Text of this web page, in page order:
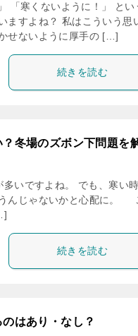
「寒くないように！」 とい
ますよね？ 私はこういう思
せないように厚手の […]
続きを読む
冬場のズボン下問題を
いですよね。 でも、寒い
んじゃないかと心配に。
続きを読む
はあり・なし？